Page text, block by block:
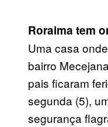
Roraima tem
Uma casa
bairro
pais ficaram
segunda (5),
segurança